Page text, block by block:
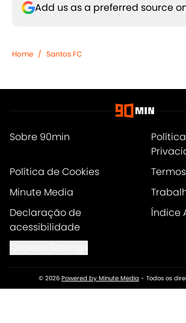
Add us as a preferred source
Home / Santos FC
Sobre 90min
Política de Cookies
Minute Media
Declaração de
acessibilidade
Índice
© 2026 Powered by Minute Media - Todos os